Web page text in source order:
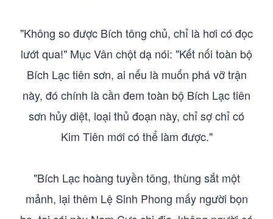
"Không so được Bích tông chủ, chỉ là hơi có đọc
lướt qua!" Mục Vân chột dạ nói: "Kết nối toàn bộ
Bích Lạc tiên sơn, ai nếu là muốn phá vỡ trận
này, đó chính là cần đem toàn bộ Bích Lạc tiên
sơn hủy diệt, loại thủ đoạn này, chỉ sợ chỉ có
Kim Tiên mới có thể làm được."
"Bích Lạc hoàng tuyền tông, thùng sắt một
mảnh, lại thêm Lệ Sinh Phong mấy người bọn